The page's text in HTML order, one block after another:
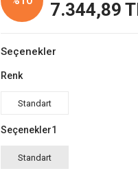
7.344,89
Seçenekler
Renk
Standart
Seçenekler1
Standart